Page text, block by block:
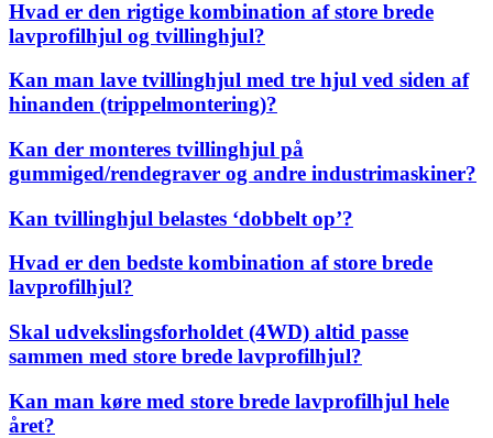
Hvad er den rigtige kombination af store brede
lavprofilhjul og tvillinghjul?
Kan man lave tvillinghjul med tre hjul ved siden af
hinanden (trippelmontering)?
Kan der monteres tvillinghjul på
gummiged/rendegraver og andre industrimaskiner?
Kan tvillinghjul belastes ‘dobbelt op’?
Hvad er den bedste kombination af store brede
lavprofilhjul?
Skal udvekslingsforholdet (4WD) altid passe
sammen med store brede lavprofilhjul?
Kan man køre med store brede lavprofilhjul hele
året?